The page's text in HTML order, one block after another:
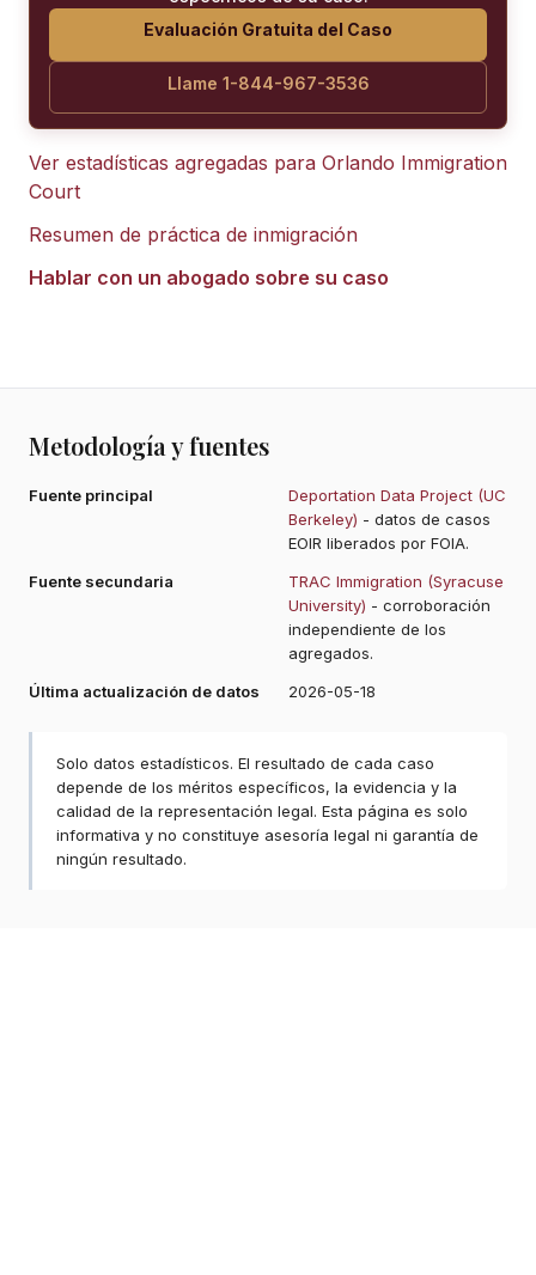
Evaluación Gratuita del Caso
Llame 1-844-967-3536
Ver estadísticas agregadas para Orlando Immigration
Court
Resumen de práctica de inmigración
Hablar con un abogado sobre su caso
Metodología y fuentes
Fuente principal
Deportation Data Project (UC
Berkeley) - datos de casos
EOIR liberados por FOIA.
Fuente secundaria
TRAC Immigration (Syracuse
University) - corroboración
independiente de los
agregados.
Última actualización de datos
2026-05-18
Solo datos estadísticos. El resultado de cada caso
depende de los méritos específicos, la evidencia y la
calidad de la representación legal. Esta página es solo
informativa y no constituye asesoría legal ni garantía de
ningún resultado.